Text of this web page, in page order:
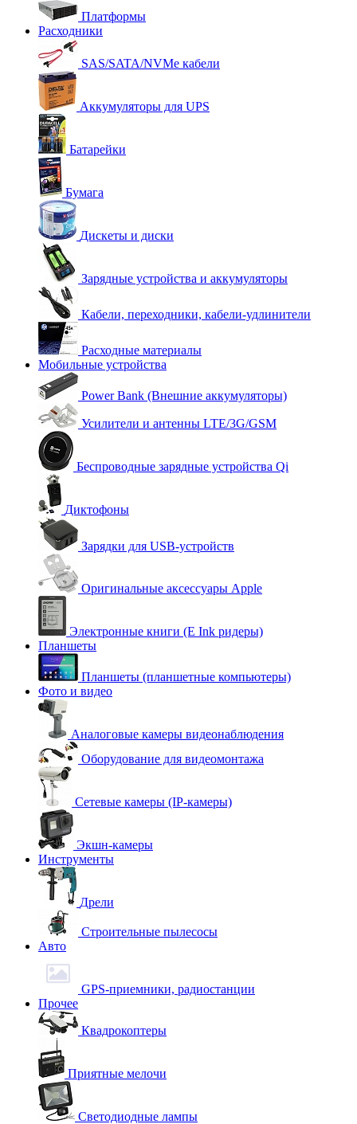
Платформы
Расходники
SAS/SATA/NVMe кабели
Аккумуляторы для UPS
Батарейки
Бумага
Дискеты и диски
Зарядные устройства и аккумуляторы
Кабели, переходники, кабели-удлинители
Расходные материалы
Мобильные устройства
Power Bank (Внешние аккумуляторы)
Усилители и антенны LTE/3G/GSM
Беспроводные зарядные устройства Qi
Диктофоны
Зарядки для USB-устройств
Оригинальные аксессуары Apple
Электронные книги (E Ink ридеры)
Планшеты
Планшеты (планшетные компьютеры)
Фото и видео
Аналоговые камеры видеонаблюдения
Оборудование для видеомонтажа
Сетевые камеры (IP-камеры)
Экшн-камеры
Инструменты
Дрели
Строительные пылесосы
Авто
GPS-приемники, радиостанции
Прочее
Квадрокоптеры
Приятные мелочи
Светодиодные лампы